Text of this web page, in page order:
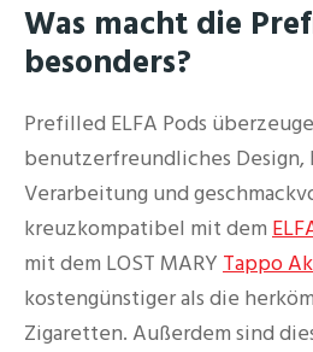
Was macht die
besonders?
Prefilled ELFA Pods
benutzerfreundliches
Verarbeitung und
kreuzkompatibel mit dem
mit dem LOST MARY Tappo
kostengünstiger als die
Zigaretten. Außerdem sind